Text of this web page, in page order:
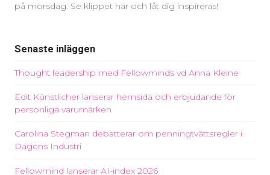
på morsdag. Se klippet här och låt dig inspireras!
Senaste inläggen
Thought leadership med Fellowminds vd Anna Kleine
Edit Künstlicher lanserar hemsida och erbjudande för
personliga varumärken
Carolina Stegman debatterar om penningtvättsregler i
Dagens Industri
Fellowmind lanserar AI-index 2026